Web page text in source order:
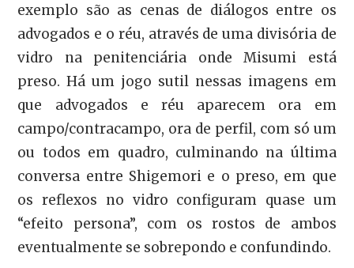
exemplo são as cenas de diálogos entre os
advogados e o réu, através de uma divisória de
vidro na penitenciária onde Misumi está
preso. Há um jogo sutil nessas imagens em
que advogados e réu aparecem ora em
campo/contracampo, ora de perfil, com só um
ou todos em quadro, culminando na última
conversa entre Shigemori e o preso, em que
os reflexos no vidro configuram quase um
“efeito persona”, com os rostos de ambos
eventualmente se sobrepondo e confundindo.